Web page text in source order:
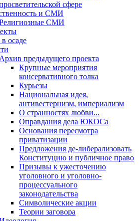
сфере
и СМИ
СМИ
осаде
предыдущего проекта
Крупные мероприятия
консервативного толка
Курьезы
Национальная идея,
антивестернизм, империализм
О странностях любви...
Оправдания дела ЮКОСа
Основания пересмотра
приватизации
Предложения де-либерализовать
Конституцию и публичное право
Призывы к ужесточению
уголовного и уголовно-
процессуального
законодательства
Символические акции
Теории заговора